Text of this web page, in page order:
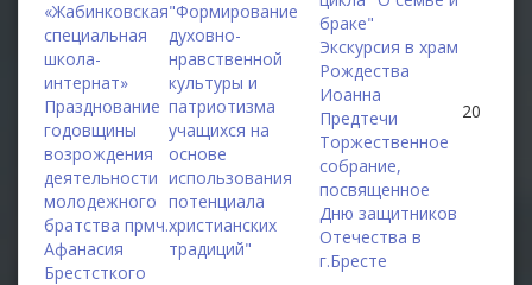
«Жабинковская
специальная
школа-
интернат»
Празднование
годовщины
возрождения
деятельности
молодежного
братства прмч.
Афанасия
Брестсткого
"Формирование
духовно-
нравственной
культуры и
патриотизма
учащихся на
основе
использования
потенциала
христианских
традиций"
браке"
Экскурсия в храм
Рождества
Иоанна
Предтечи
Торжественное
собрание,
посвященное
Дню защитников
Отечества в
г.Бресте
20